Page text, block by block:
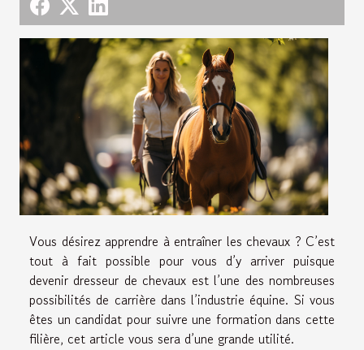
Vous désirez apprendre à entraîner les chevaux ? C’est
tout à fait possible pour vous d’y arriver puisque
devenir dresseur de chevaux est l’une des nombreuses
possibilités de carrière dans l’industrie équine. Si vous
êtes un candidat pour suivre une formation dans cette
filière, cet article vous sera d’une grande utilité.